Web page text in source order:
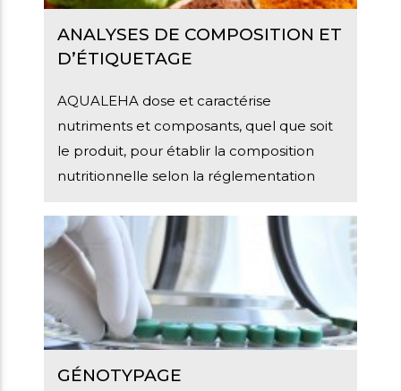
ANALYSES DE COMPOSITION ET
D’ÉTIQUETAGE
AQUALEHA dose et caractérise
nutriments et composants, quel que soit
le produit, pour établir la composition
nutritionnelle selon la réglementation
GÉNOTYPAGE